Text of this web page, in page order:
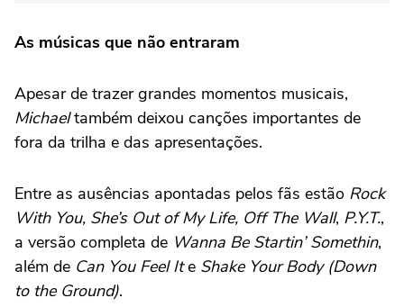
As músicas que não entraram
Apesar de trazer grandes momentos musicais,
Michaeltambém deixou canções importantes de
fora da trilha e das apresentações.
Entre as ausências apontadas pelos fãs estão Rock
With You, She’s Out of My Life, Off The Wall, P.Y.T.,
a versão completa de Wanna Be Startin’ Somethin,
além de Can You Feel Ite Shake Your Body (Down
to the Ground).